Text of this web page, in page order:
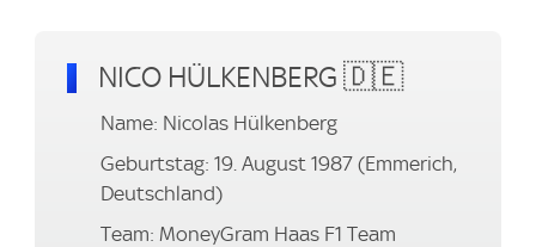
NICO HÜLKENBERG 🇩🇪
Name: Nicolas Hülkenberg
Geburtstag: 19. August 1987 (Emmerich,
Deutschland)
Team: MoneyGram Haas F1 Team